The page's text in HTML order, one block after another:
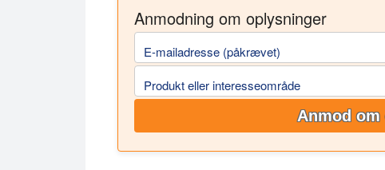
Anmodning om oplysninger
E-mailadresse (påkrævet)
Produkt eller interesseområde
Anmod